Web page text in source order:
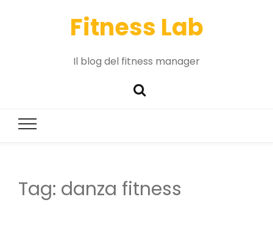
Fitness Lab
Il blog del fitness manager
Tag: danza fitness